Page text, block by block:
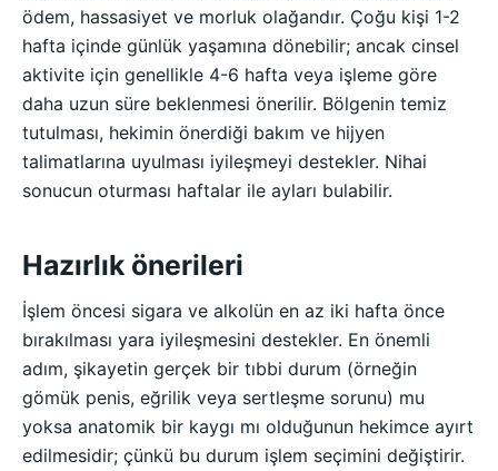
ödem, hassasiyet ve morluk olağandır. Çoğu kişi 1-2
hafta içinde günlük yaşamına dönebilir; ancak cinsel
aktivite için genellikle 4-6 hafta veya işleme göre
daha uzun süre beklenmesi önerilir. Bölgenin temiz
tutulması, hekimin önerdiği bakım ve hijyen
talimatlarına uyulması iyileşmeyi destekler. Nihai
sonucun oturması haftalar ile ayları bulabilir.
Hazırlık önerileri
İşlem öncesi sigara ve alkolün en az iki hafta önce
bırakılması yara iyileşmesini destekler. En önemli
adım, şikayetin gerçek bir tıbbi durum (örneğin
gömük penis, eğrilik veya sertleşme sorunu) mu
yoksa anatomik bir kaygı mı olduğunun hekimce ayırt
edilmesidir; çünkü bu durum işlem seçimini değiştirir.